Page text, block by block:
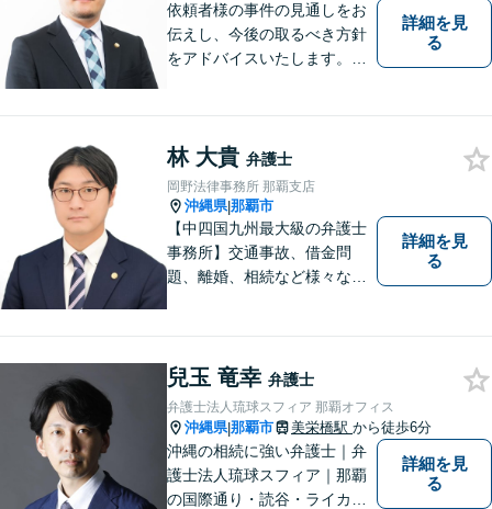
依頼者様の事件の見通しをお
伝えし、今後の取るべき方針
をアドバイスいたします。徹
詳細を見
る
林 大貴 弁護士
岡野法律事務所 那覇支店
沖縄県|那覇市
【中四国九州最大級の弁護士
事務所】交通事故、借金問
題、離婚、相続など様々な問
い！
詳細を見
る
兒玉 竜幸 弁護士
弁護士法人琉球スフィア 那覇オフィス
沖縄県|那覇市 美栄橋駅 から徒歩6分
沖縄の相続に強い弁護士｜弁
護士法人琉球スフィア｜那覇
の国際通り・読谷・ライカム
詳細を見
る